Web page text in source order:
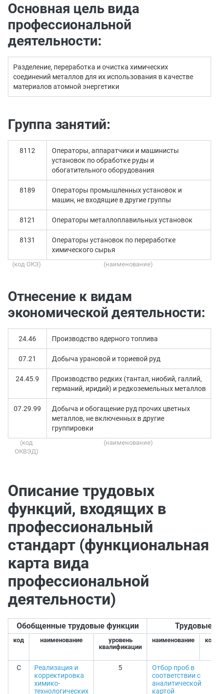
Основная цель вида
профессиональной
деятельности:
Разделение, переработка и очистка химических
соединений металлов для их использования в качестве
материалов атомной энергетики
Группа занятий:
8112
Операторы, аппаратчики и машинисты
установок по обработке руды и
обогатительного оборудования
8189
Операторы промышленных установок и
машин, не входящие в другие группы
8121 Операторы металлоплавильных установок
8131
Операторы установок по переработке
химического сырья
(код ОКЗ) (наименование)
Отнесение к видам
экономической деятельности:
24.46 Производство ядерного топлива
07.21 Добыча урановой и ториевой руд
24.45.9
Производство редких (тантал, ниобий, галлий,
германий, иридий) и редкоземельных металлов
07.29.99
Добыча и обогащение руд прочих цветных
металлов, не включенных в другие
группировки
(код
ОКВЭД)
(наименование)
Описание трудовых
функций, входящих в
профессиональный
стандарт (функциональная
карта вида
профессиональной
деятельности)
Обобщенные трудовые функции Трудовые
код наименование
уровень
квалификации
наименование код
C
Реализация и
корректировка
химико-
технологических
5
Отбор проб в
соответствии с
аналитической
картой